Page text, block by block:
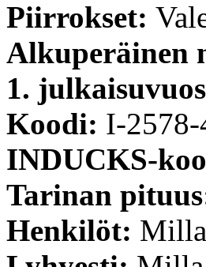
Piirrokset:
Alkuperäinen
1.
Koodi: I-2578-
INDUCKS-
Tarinan
Henkilöt: